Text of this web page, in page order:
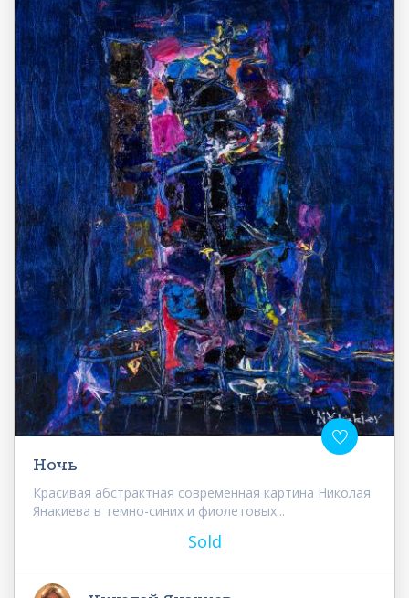
Ночь
Красивая абстрактная современная картина Николая
Янакиева в темно-синих и фиолетовых...
Sold